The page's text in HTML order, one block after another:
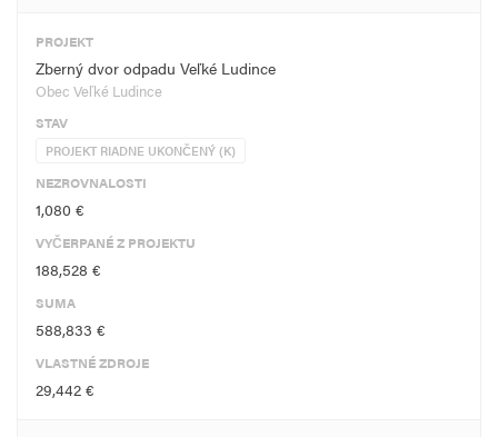
PROJEKT
Zberný dvor odpadu Veľké Ludince
Obec Veľké Ludince
STAV
PROJEKT RIADNE UKONČENÝ (K)
NEZROVNALOSTI
1,080 €
VYČERPANÉ Z PROJEKTU
188,528 €
SUMA
588,833 €
VLASTNÉ ZDROJE
29,442 €